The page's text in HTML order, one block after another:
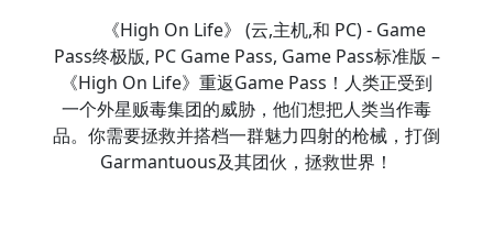
《High On Life》 (云,主机,和 PC) - Game
Pass终极版, PC Game Pass, Game Pass标准版 –
《High On Life》重返Game Pass！人类正受到
一个外星贩毒集团的威胁，他们想把人类当作毒
品。你需要拯救并搭档一群魅力四射的枪械，打倒
Garmantuous及其团伙，拯救世界！